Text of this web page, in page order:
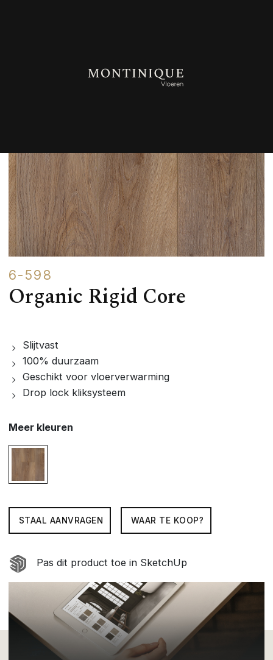
6-598
Organic Rigid Core
Slijtvast
100% duurzaam
Geschikt voor vloerverwarming
Drop lock kliksysteem
Meer kleuren
STAAL AANVRAGEN WAAR TE KOOP?
Pas dit product toe in SketchUp